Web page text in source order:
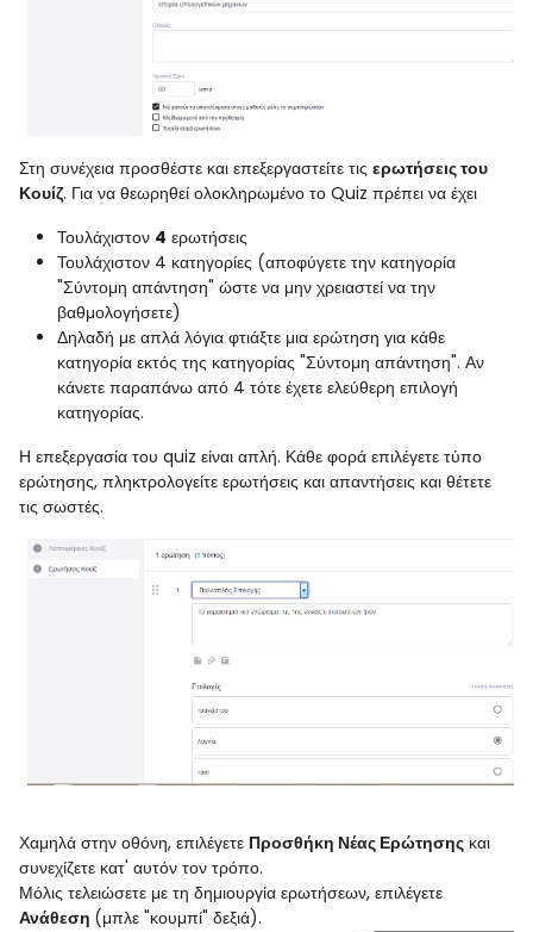
Στη συνέχεια προσθέστε και επεξεργαστείτε τις ερωτήσεις του
Κουίζ. Για να θεωρηθεί ολοκληρωμένο το Quiz πρέπει να έχει
Τουλάχιστον 4 ερωτήσεις
Τουλάχιστον 4 κατηγορίες (αποφύγετε την κατηγορία
"Σύντομη απάντηση" ώστε να μην χρειαστεί να την
βαθμολογήσετε)
Δηλαδή με απλά λόγια φτιάξτε μια ερώτηση για κάθε
κατηγορία εκτός της κατηγορίας "Σύντομη απάντηση". Αν
κάνετε παραπάνω από 4 τότε έχετε ελεύθερη επιλογή
κατηγορίας.
Η επεξεργασία του quiz είναι απλή. Κάθε φορά επιλέγετε τύπο
ερώτησης, πληκτρολογείτε ερωτήσεις και απαντήσεις και θέτετε
τις σωστές.
Χαμηλά στην οθόνη, επιλέγετε Προσθήκη Νέας Ερώτησης και
συνεχίζετε κατ' αυτόν τον τρόπο.
Μόλις τελειώσετε με τη δημιουργία ερωτήσεων, επιλέγετε
Ανάθεση (μπλε "κουμπί" δεξιά).